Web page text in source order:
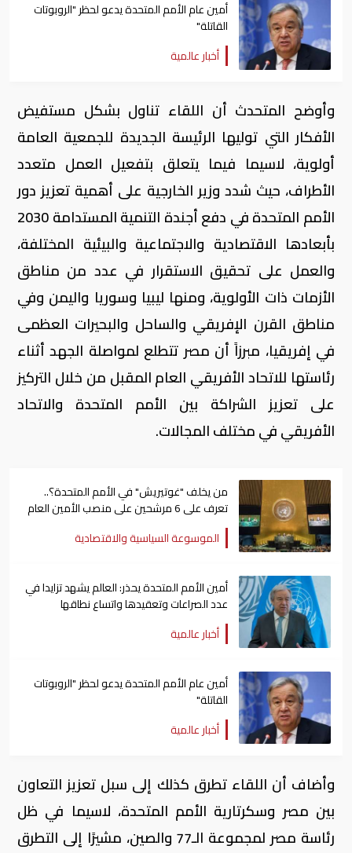
أمين عام الأمم المتحدة يدعو لحظر "الروبوتات
القاتلة"
أخبار عالمية
وأوضح المتحدث أن اللقاء تناول بشكل مستفيض
الأفكار التي توليها الرئيسة الجديدة للجمعية العامة
أولوية، لاسيما فيما يتعلق بتفعيل العمل متعدد
الأطراف، حيث شدد وزير الخارجية على أهمية تعزيز دور
الأمم المتحدة في دفع أجندة التنمية المستدامة 2030
بأبعادها الاقتصادية والاجتماعية والبيئية المختلفة،
والعمل على تحقيق الاستقرار في عدد من مناطق
الأزمات ذات الأولوية، ومنها ليبيا وسوريا واليمن وفي
مناطق القرن الإفريقي والساحل والبحيرات العظمى
في إفريقيا، مبرزاً أن مصر تتطلع لمواصلة الجهد أثناء
رئاستها للاتحاد الأفريقي العام المقبل من خلال التركيز
على تعزيز الشراكة بين الأمم المتحدة والاتحاد
الأفريقي في مختلف المجالات.
من يخلف "غوتيريش" في الأمم المتحدة؟..
تعرف على 6 مرشحين على منصب الأمين العام
الموسوعة السياسية والاقتصادية
أمين الأمم المتحدة يحذر: العالم يشهد تزايدا في
عدد الصراعات وتعقيدها واتساع نطاقها
أخبار عالمية
أمين عام الأمم المتحدة يدعو لحظر "الروبوتات
القاتلة"
أخبار عالمية
وأضاف أن اللقاء تطرق كذلك إلى سبل تعزيز التعاون
بين مصر وسكرتارية الأمم المتحدة، لاسيما في ظل
رئاسة مصر لمجموعة الـ77 والصين، مشيرًا إلى التطرق